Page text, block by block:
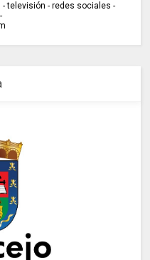
- televisión - redes sociales -